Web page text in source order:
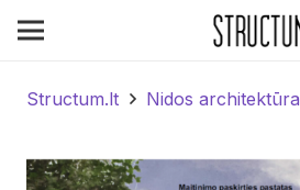
Structum.lt Nidos architektūra